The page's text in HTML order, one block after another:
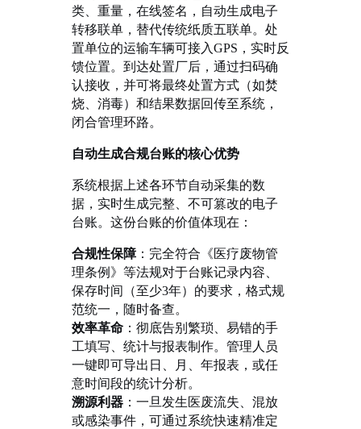
类、重量，在线签名，自动生成电子
转移联单，替代传统纸质五联单。处
置单位的运输车辆可接入GPS，实时反
馈位置。到达处置厂后，通过扫码确
认接收，并可将最终处置方式（如焚
烧、消毒）和结果数据回传至系统，
闭合管理环路。
自动生成合规台账的核心优势
系统根据上述各环节自动采集的数
据，实时生成完整、不可篡改的电子
台账。这份台账的价值体现在：
合规性保障 ：完全符合《医疗废物管
理条例》等法规对于台账记录内容、
保存时间（至少3年）的要求，格式规
范统一，随时备查。
效率革命 ：彻底告别繁琐、易错的手
工填写、统计与报表制作。管理人员
一键即可导出日、月、年报表，或任
意时间段的统计分析。
溯源利器 ：一旦发生医废流失、混放
或感染事件，可通过系统快速精准定